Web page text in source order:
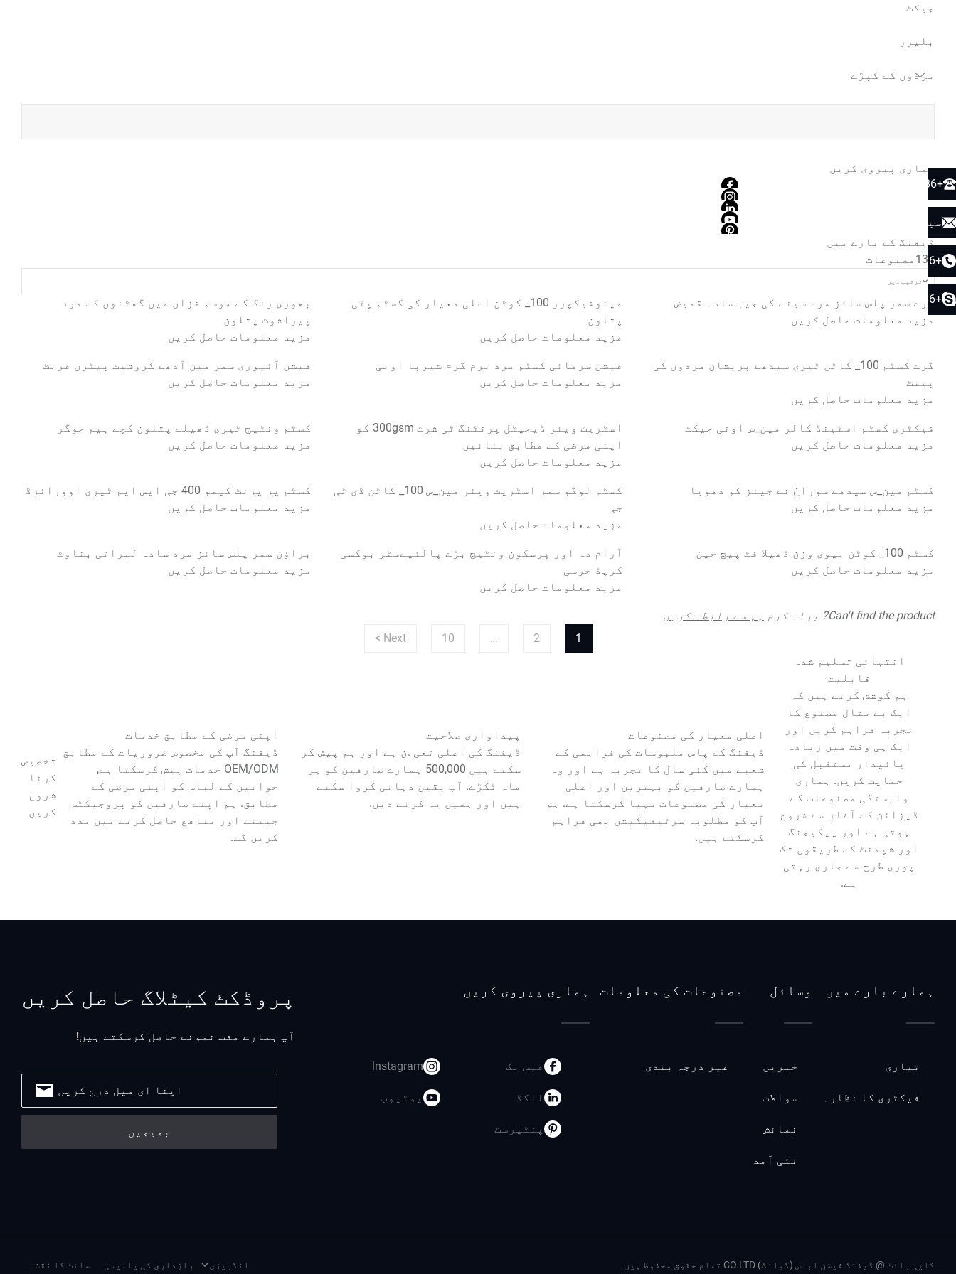
جیکٹ
بلیزر
مردوں کے کپڑے
ہماری پیروی کریں
ڈیفنگ کے بارے میں
137 مصنوعات
گرے سمر پلس سائز مرد سینے کی جیب سادہ قمیض
مزید معلومات حاصل کریں
مینوفیکچرر 100_ کوٹن اعلی معیار کی کسٹم پٹی
پتلون
مزید معلومات حاصل کریں
بھوری رنگ کے موسم خزاں میں گھٹنوں کے مرد
پیراشوٹ پتلون
مزید معلومات حاصل کریں
گرے کسٹم 100_ کاٹن ٹیری سیدھے پریشان مردوں کی
پینٹ
مزید معلومات حاصل کریں
فیشن سرمائی کسٹم مرد نرم گرم شیرپا اونی
مزید معلومات حاصل کریں
فیشن آئیوری سمر مین آدھے کروشیٹ پیٹرن فرنٹ
مزید معلومات حاصل کریں
فیکٹری کسٹم اسٹینڈ کالر مین_س اونی جیکٹ
مزید معلومات حاصل کریں
اسٹریٹ ویئر ڈیجیٹل پرنٹنگ ٹی شرٹ 300gsm کو
اپنی مرضی کے مطابق بنائیں
مزید معلومات حاصل کریں
کسٹم ونٹیج ٹیری ڈھیلے پتلون کچے ہیم جوگر
مزید معلومات حاصل کریں
کسٹم مین_س سیدھے سوراخ نے جینز کو دھویا
مزید معلومات حاصل کریں
کسٹم لوگو سمر اسٹریٹ ویئر مین_س 100_ کاٹن ڈی ٹی
جی
مزید معلومات حاصل کریں
کسٹم پر پرنٹ کیمو 400 جی ایس ایم ٹیری اوورائزڈ
مزید معلومات حاصل کریں
کسٹم 100_ کوٹن ہیوی وزن ڈھیلا فٹ پیچ جین
مزید معلومات حاصل کریں
آرام دہ اور پرسکون ونٹیج بڑے پالئیےسٹر بوکسی
کرپڈ جرسی
مزید معلومات حاصل کریں
براؤن سمر پلس سائز مرد سادہ لہراتی بناوٹ
مزید معلومات حاصل کریں
Can't find the product? براہ کرم ہم سے رابطہ کریں
1
2
…
10
Next >
انتہائی تسلیم شدہ
قابلیت
ہم کوشش کرتے ہیں کہ
ایک بے مثال مصنوع کا
تجربہ فراہم کریں اور
ایک ہی وقت میں زیادہ
پائیدار مستقبل کی
حمایت کریں. ہماری
وابستگی مصنوعات کے
ڈیزائن کے آغاز سے شروع
ہوتی ہے اور پیکیجنگ
اور شپمنٹ کے طریقوں تک
پوری طرح سے جاری رہتی
ہے.
اعلی معیار کی مصنوعات
ڈیفنگ کے پاس ملبوسات کی فراہمی کے
شعبے میں کئی سال کا تجربہ ہے اور وہ
ہمارے صارفین کو بہترین اور اعلی
معیار کی مصنوعات مہیا کرسکتا ہے. ہم
آپ کو مطلوبہ سرٹیفیکیشن بھی فراہم
کرسکتے ہیں.
پیداواری صلاحیت
ڈیفنگ کی اعلی تعی .ن ہے اور ہم پیش کر
سکتے ہیں 500,000 ہمارے صارفین کو ہر
ماہ ٹکڑے. آپ یقین دہانی کروا سکتے
ہیں اور ہمیں یہ کرنے دیں.
اپنی مرضی کے مطابق خدمات
ڈیفنگ آپ کی مخصوص ضروریات کے مطابق
OEM/ODM خدمات پیش کرسکتا ہے,
خواتین کے لباس کو اپنی مرضی کے
مطابق. ہم اپنے صارفین کو پروجیکٹس
جیتنے اور منافع حاصل کرنے میں مدد
کریں گے.
تخصیص
کرنا
شروع
کریں
ہمارے بارے میں
تیاری
فیکٹری کا نظارہ
وسائل
خبریں
سوالات
نمائش
نئی آمد
مصنوعات کی معلومات
غیر درجہ بندی
ہماری پیروی کریں
فیس بک lnstagram
لنکڈ یوٹیوب
پنٹیرسٹ
پروڈکٹ کیٹلاگ حاصل کریں
آپ ہمارے مفت نمونے حاصل کرسکتے ہیں!
کاپی رائٹ @ ڈیفنگ فیشن لباس (گوانگ) CO.LTD تمام حقوق محفوظ ہیں. انگریزی رازداری کی پالیسی سائٹ کا نقشہ
+86 189 9844 4998
سیلز 01@defengfashion.com
+86 189 9844 4998
+86 189 2586 8651